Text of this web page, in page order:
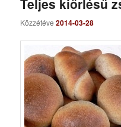
Teljes kiőrlésű
Közzétéve2014-03-28